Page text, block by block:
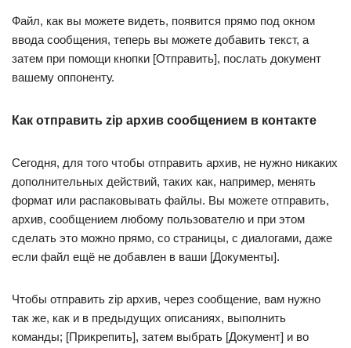
Файл, как вы можете видеть, появится прямо под окном
ввода сообщения, теперь вы можете добавить текст, а
затем при помощи кнопки [Отправить], послать документ
вашему оппоненту.
Как отправить zip архив сообщением в контакте
Сегодня, для того чтобы отправить архив, не нужно никаких
дополнительных действий, таких как, например, менять
формат или распаковывать файлы. Вы можете отправить,
архив, сообщением любому пользователю и при этом
сделать это можно прямо, со страницы, с диалогами, даже
если файл ещё не добавлен в ваши [Документы].
Чтобы отправить zip архив, через сообщение, вам нужно
так же, как и в предыдущих описаниях, выполнить
команды; [Прикрепить], затем выбрать [Документ] и во